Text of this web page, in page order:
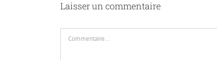
Laisser un commentaire